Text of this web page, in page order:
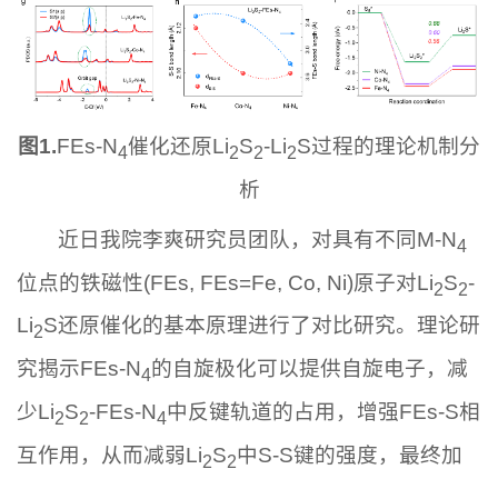
图1.FEs-N4催化还原Li2S2-Li2S过程的理论机制分
析
近日我院李爽研究员团队，对具有不同M-N4
位点的铁磁性(FEs, FEs=Fe, Co, Ni)原子对Li2S2-
Li2S还原催化的基本原理进行了对比研究。理论研
究揭示FEs-N4的自旋极化可以提供自旋电子，减
少Li2S2-FEs-N4中反键轨道的占用，增强FEs-S相
互作用，从而减弱Li2S2中S-S键的强度，最终加